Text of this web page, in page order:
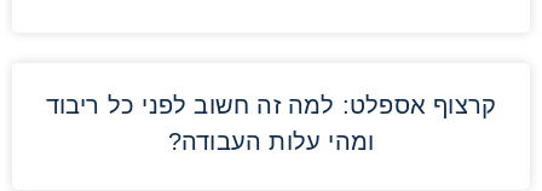
קרצוף אספלט: למה זה חשוב לפני כל ריבוד
ומהי עלות העבודה?